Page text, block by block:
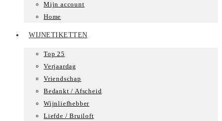
Mijn account
Home
WIJNETIKETTEN
Top 25
Verjaardag
Vriendschap
Bedankt / Afscheid
Wijnliefhebber
Liefde / Bruiloft